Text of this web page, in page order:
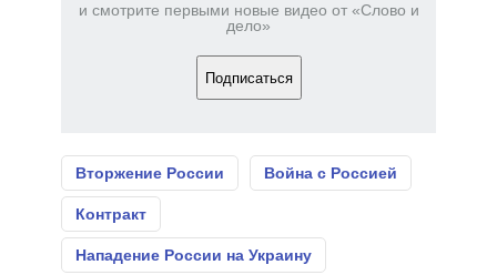
и смотрите первыми новые видео от «Слово и
дело»
Подписаться
Вторжение России Война с Россией
Контракт
Нападение России на Украину